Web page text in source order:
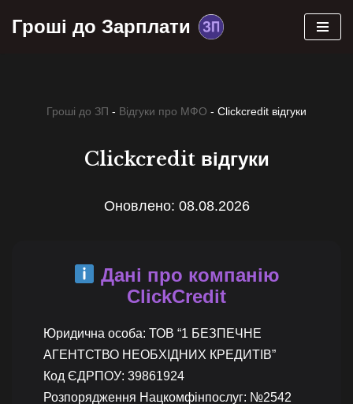
Гроші до Зарплати
Гроші до ЗП - Відгуки про МФО - Clickcredit відгуки
Clickcredit відгуки
Оновлено: 08.08.2026
Дані про компанію
ClickCredit
Юридична особа: ТОВ “1 БЕЗПЕЧНЕ
АГЕНТСТВО НЕОБХІДНИХ КРЕДИТІВ”
Код ЄДРПОУ: 39861924
Розпорядження Нацкомфінпослуг: №2542